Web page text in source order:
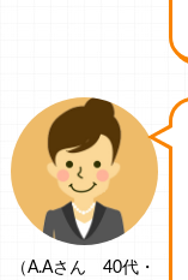
（A.Aさん 40代・